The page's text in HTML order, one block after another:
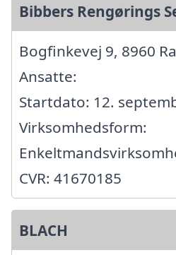
Bibbers Rengørings
Bogfinkevej 9, 8960
Ansatte:
Startdato: 12.
Virksomhedsform:
CVR: 41670185
BLACH